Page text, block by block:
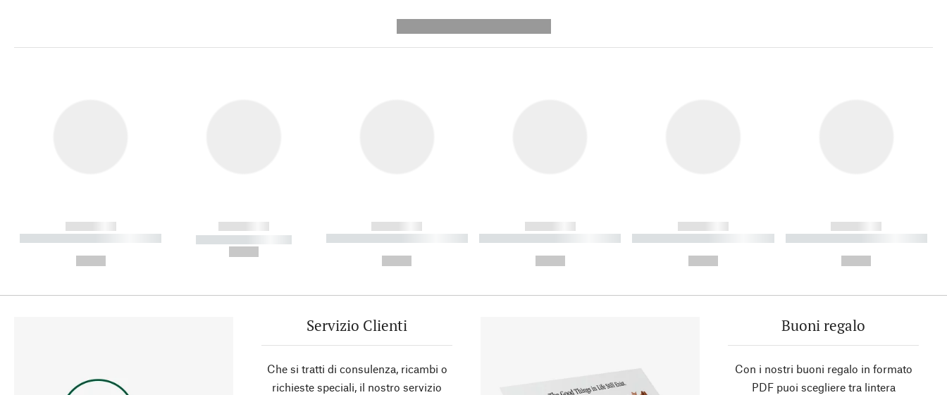
------------
----------- ----------- ----------
------------
----------- -----------
------------
----------- ----------- ----------
------------
----------- ----------- ----------
------------
----------- ----------- ----------
------------
----------- ----------- ----------
Servizio Clienti
Che si tratti di consulenza, ricambi o
richieste speciali, il nostro servizio
Buoni regalo
Con i nostri buoni regalo in formato
PDF puoi scegliere tra lintera